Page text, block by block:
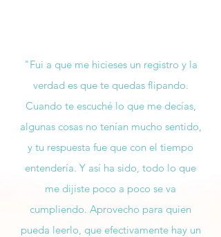
"Fui a que me hicieses un registro y la
verdad es que te quedas flipando.
Cuando te escuché lo que me decías,
algunas cosas no tenían mucho sentido,
y tu respuesta fue que con el tiempo
entendería. Y así ha sido, todo lo que
me dijiste poco a poco se va
cumpliendo. Aprovecho para quien
pueda leerlo, que efectivamente hay un